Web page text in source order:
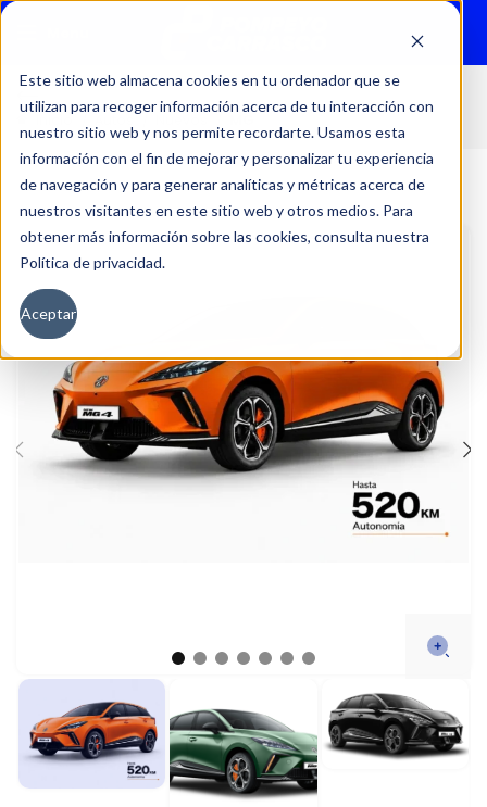
Este sitio web almacena cookies en tu ordenador que se
utilizan para recoger información acerca de tu interacción con
nuestro sitio web y nos permite recordarte. Usamos esta
información con el fin de mejorar y personalizar tu experiencia
de navegación y para generar analíticas y métricas acerca de
nuestros visitantes en este sitio web y otros medios. Para
obtener más información sobre las cookies, consulta nuestra
Política de privacidad.
Aceptar
Inicio Autos